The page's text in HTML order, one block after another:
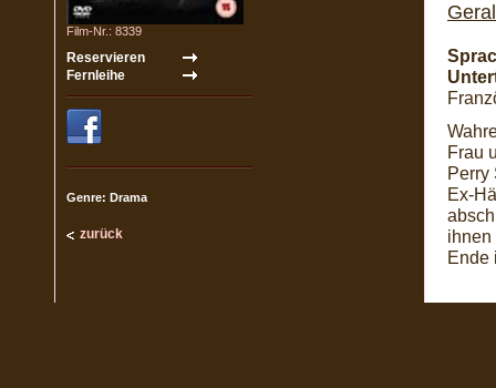
Film-Nr.: 8339
Genre: Drama
zurück
Frau
Perry
Ex-
ihnen
Ende